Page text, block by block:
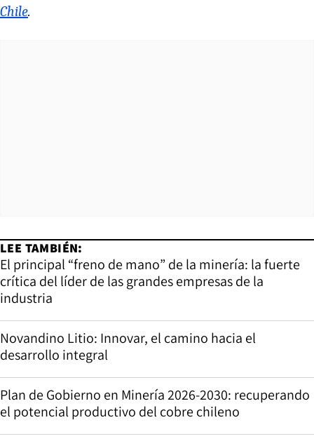
Chile.
LEE TAMBIÉN:
El principal “freno de mano” de la minería: la fuerte
crítica del líder de las grandes empresas de la
industria
Novandino Litio: Innovar, el camino hacia el
desarrollo integral
Plan de Gobierno en Minería 2026-2030: recuperando
el potencial productivo del cobre chileno